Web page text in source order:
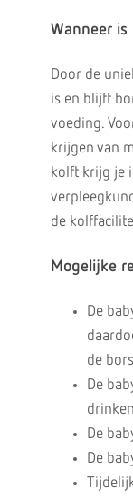
Wanneer is
Door de
is en blijft
voeding.
krijgen van
kolft krijg je
de
Mogelijke
De
de
De
De
De